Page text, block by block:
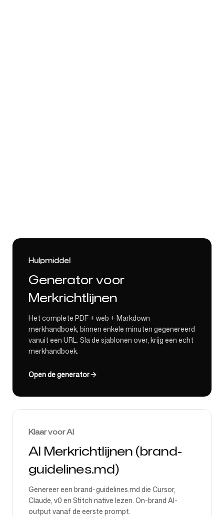
Hulpmiddel
Generator voor
Merkrichtlijnen
Het complete PDF + web + Markdown
merkhandboek, binnen enkele minuten gegenereerd
vanuit een URL. Sla de sjablonen over, krijg een echt
merkhandboek.
Open de generator
Klaar voor AI
AI Merkrichtlijnen (brand-
guidelines.md)
Genereer een brand-guidelines.md die Cursor,
Claude, v0 en Stitch native lezen. On-brand AI-
output vanaf de eerste prompt.